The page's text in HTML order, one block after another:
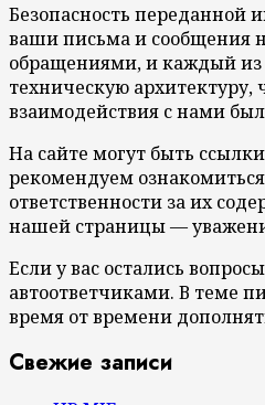
Безопасность
ваши письма и сообщения
обращениями, и каждый из
техническую
взаимодействия с нами
На сайте могут быть
рекомендуем
ответственности за их
нашей страницы —
Если у вас остались
автоответчиками. В теме
время от времени
Свежие записи